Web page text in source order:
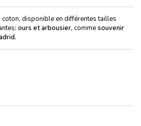
coton, disponible en différentes tailles
: ours et arbousier, commesouvenir